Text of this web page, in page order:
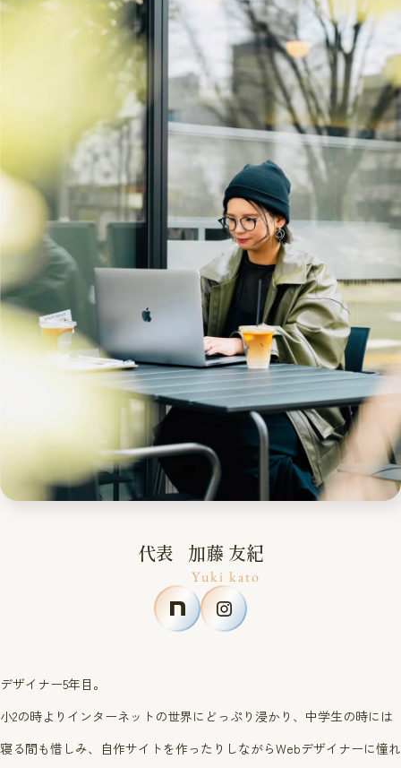
代表 加藤 友紀
Yuki kato
デザイナー5年目。
小2の時よりインターネットの世界にどっぷり浸かり、 中学生の時には
寝る間も惜しみ、自作サイトを作ったりしながらWebデザイナーに憧れ